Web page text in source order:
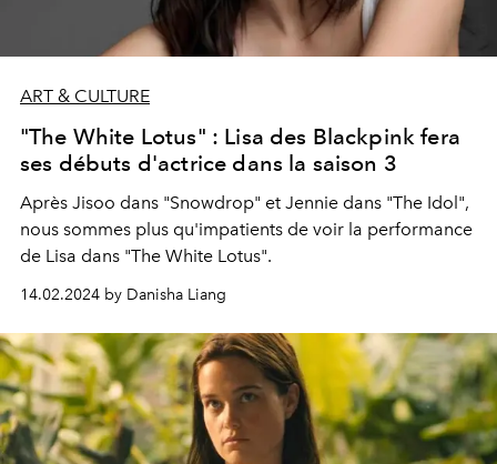
ART & CULTURE
"The White Lotus" : Lisa des Blackpink fera
ses débuts d'actrice dans la saison 3
Après Jisoo dans "Snowdrop" et Jennie dans "The Idol",
nous sommes plus qu'impatients de voir la performance
de Lisa dans "The White Lotus".
14.02.2024 by Danisha Liang